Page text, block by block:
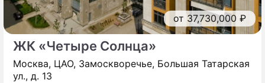
от 37,730,000 ₽
ЖК «Четыре Солнца»
Москва, ЦАО, Замоскворечье, Большая Татарская
ул., д. 13